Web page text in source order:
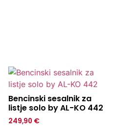
Bencinski sesalnik za
listje solo by AL-KO 442
249,90 €